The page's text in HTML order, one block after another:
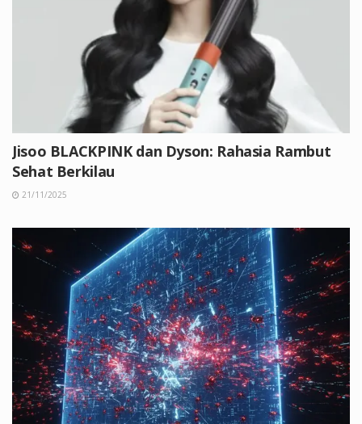
Jisoo BLACKPINK dan Dyson: Rahasia Rambut
Sehat Berkilau
21/11/2025